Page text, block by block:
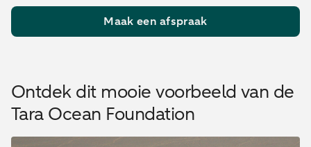
Maak een afspraak
Ontdek dit mooie voorbeeld van de
Tara Ocean Foundation